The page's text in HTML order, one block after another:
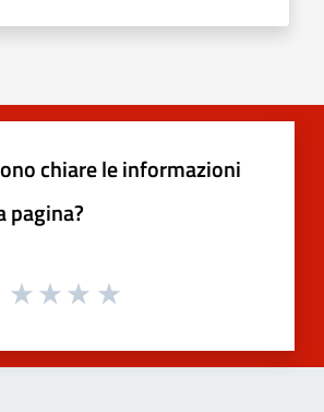
chiare le informazioni
pagina?